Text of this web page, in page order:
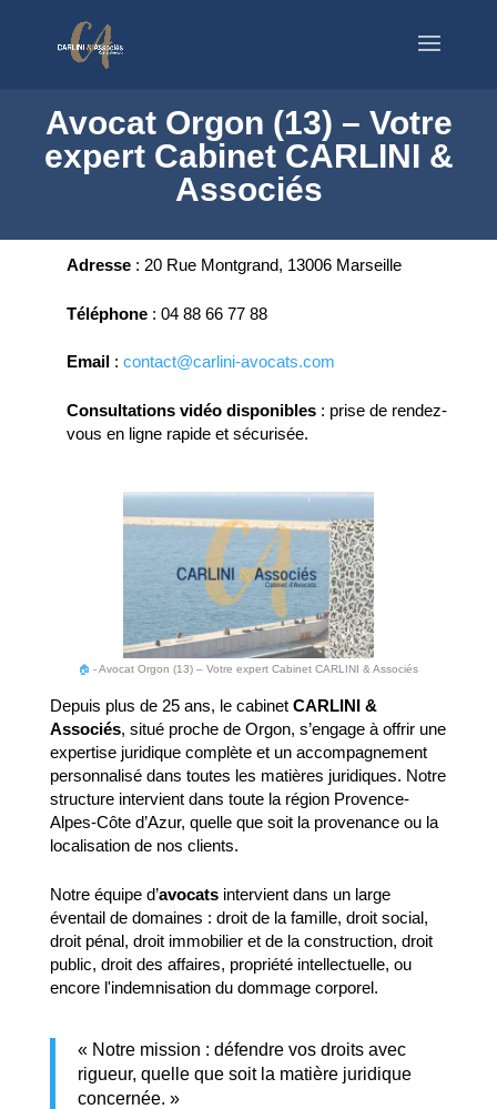
Avocat Orgon (13) – Votre
expert Cabinet CARLINI &
Associés
Adresse: 20 Rue Montgrand, 13006 Marseille
Téléphone: 04 88 66 77 88
Email: contact@carlini-avocats.com
Consultations vidéo disponibles: prise de rendez-
vous en ligne rapide et sécurisée.
🏠 -Avocat Orgon (13) – Votre expert Cabinet CARLINI & Associés
Depuis plus de 25 ans, le cabinet CARLINI &
Associés, situé proche de Orgon, s’engage à offrir une
expertise juridique complète et un accompagnement
personnalisé dans toutes les matières juridiques. Notre
structure intervient dans toute la région Provence-
Alpes-Côte d’Azur, quelle que soit la provenance ou la
localisation de nos clients.
Notre équipe d’avocatsintervient dans un large
éventail de domaines : droit de la famille, droit social,
droit pénal, droit immobilier et de la construction, droit
public, droit des affaires, propriété intellectuelle, ou
encore l'indemnisation du dommage corporel.
« Notre mission : défendre vos droits avec
rigueur, quelle que soit la matière juridique
concernée. »